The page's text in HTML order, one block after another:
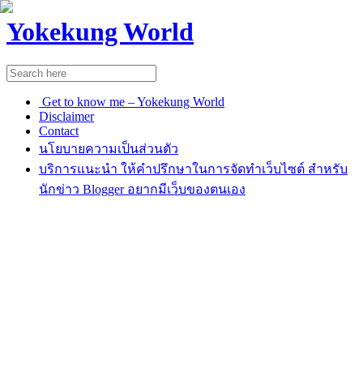
Yokekung World
Get to know me – Yokekung World
Disclaimer
Contact
นโยบายความเป็นส่วนตัว
บริการแนะนำ ให้คำปรึกษาในการจัดทำเว็บไซต์ สำหรับ
นักข่าว Blogger อยากมีเว็บของตนเอง